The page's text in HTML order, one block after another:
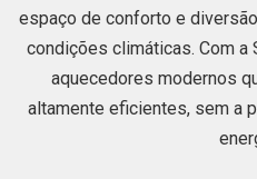
espaço de conforto e
condições climáticas. Com a
aquecedores modernos
altamente eficientes, sem a